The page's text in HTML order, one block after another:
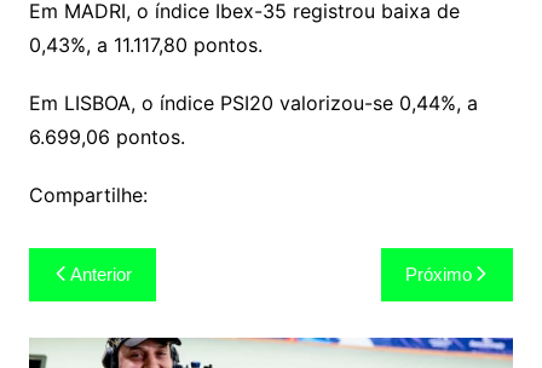
Em MADRI, o índice Ibex-35 registrou baixa de
0,43%, a 11.117,80 pontos.
Em LISBOA, o índice PSI20 valorizou-se 0,44%, a
6.699,06 pontos.
Compartilhe:
Navegação
de
Post
Anterior Próximo